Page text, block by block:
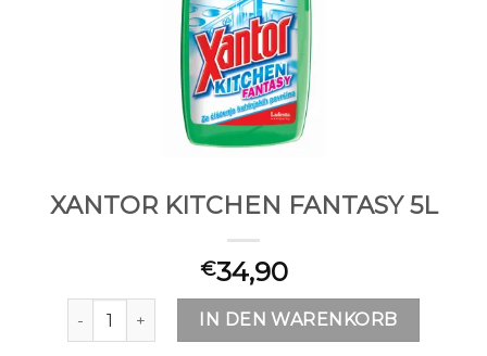
XANTOR KITCHEN FANTASY 5L
€34,90
XANTOR KITCHEN FANTASY 5L Menge
IN DEN WARENKORB